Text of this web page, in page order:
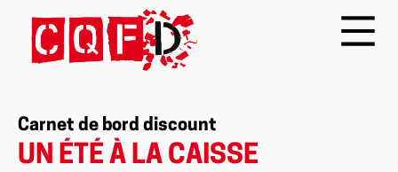
Carnet de bord discount
UN ÉTÉ À LA CAISSE